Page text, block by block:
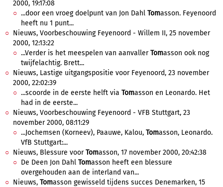
2000, 19:17:08
...door een vroeg doelpunt van Jon Dahl Tomasson. Feyenoord
heeft nu 1 punt...
Nieuws, Voorbeschouwing Feyenoord - Willem II, 25 november
2000, 12:13:22
...Verder is het meespelen van aanvallerTomasson ook nog
twijfelachtig. Brett...
Nieuws, Lastige uitgangspositie voor Feyenoord, 23 november
2000, 22:02:39
...scoorde in de eerste helft via Tomasson en Leonardo. Het
had in de eerste...
Nieuws, Voorbeschouwing Feyenoord - VFB Stuttgart, 23
november 2000, 08:11:29
...Jochemsen (Korneev), Paauwe, Kalou, Tomasson, Leonardo.
VfB Stuttgart:...
Nieuws, Blessure voorTomasson, 17 november 2000, 20:42:38
De Deen Jon Dahl Tomasson heeft een blessure
overgehouden aan de interland van...
Nieuws, Tomasson gewisseld tijdens succes Denemarken, 15